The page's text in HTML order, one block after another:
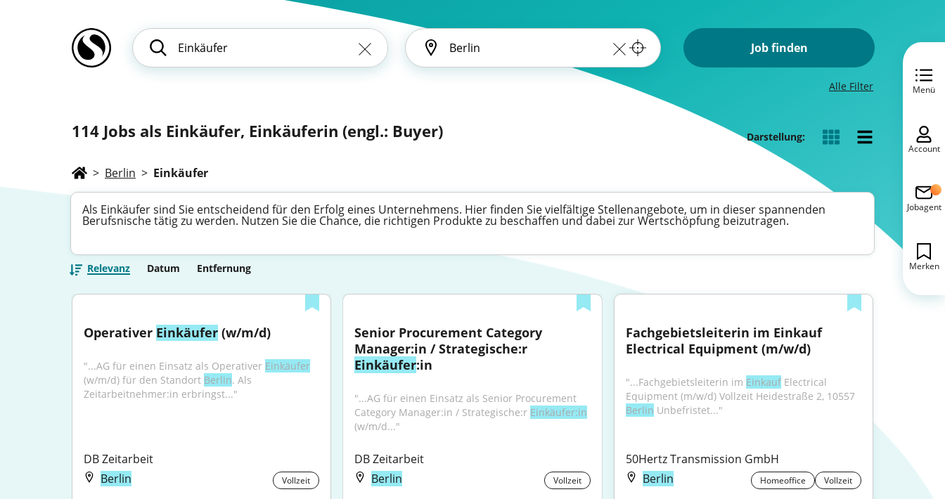
Job finden
Alle Filter
114 Jobs als Einkäufer, Einkäuferin (engl.: Buyer) Darstellung:
> Berlin > Einkäufer
Als Einkäufer sind Sie entscheidend für den Erfolg eines Unternehmens. Hier finden Sie vielfältige Stellenangebote, um in dieser spannenden
Berufsnische tätig zu werden. Nutzen Sie die Chance, die richtigen Produkte zu beschaffen und dabei zur Wertschöpfung beizutragen.
Relevanz Datum Entfernung
Operativer Einkäufer (w/m/d)
"...AG für einen Einsatz als Operativer Einkäufer
(w/m/d) für den Standort Berlin. Als
Zeitarbeitnehmer:in erbringst..."
DB Zeitarbeit
Berlin
Vollzeit
Senior Procurement Category
Einkäufer:in
"...AG für einen Einsatz als Senior Procurement
Category Manager:in / Strategische:r Einkäufer:in
(w/m/d..."
DB Zeitarbeit
Berlin
Vollzeit
Fachgebietsleiterin im Einkauf
Electrical Equipment (m/w/d)
"...Fachgebietsleiterin im Einkauf Electrical
Equipment (m/w/d) Vollzeit Heidestraße 2, 10557
Berlin Unbefristet..."
50Hertz Transmission GmbH
Berlin
Homeoffice Vollzeit
Menü
Account
Jobagent
Merken